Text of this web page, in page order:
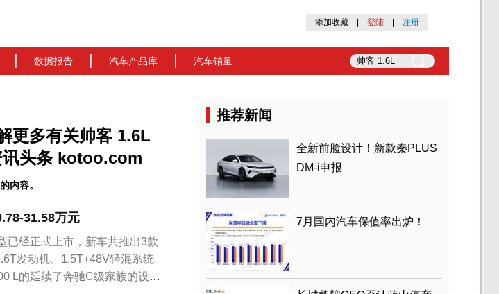
添加收藏 登陆 注册
数据报告 汽车产品库 汽车销量
更多有关帅客 1.6L
讯头条 kotoo.com
内容。
31.58万元
已经正式上市，新车共推出3款
发动机、1.5T+48V轻混系统
L的延续了奔驰C级家族的设计
推荐新闻
全新前脸设计！新款秦PLUS
DM-i申报
7月国内汽车保值率出炉！